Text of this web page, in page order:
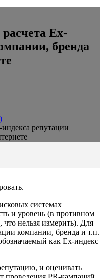
Ex-
бренда
репутации
системах
и уровень (в противном
нельзя измерить). Для
компании, бренда и т.п.
как Ex-индекс
и оценивать